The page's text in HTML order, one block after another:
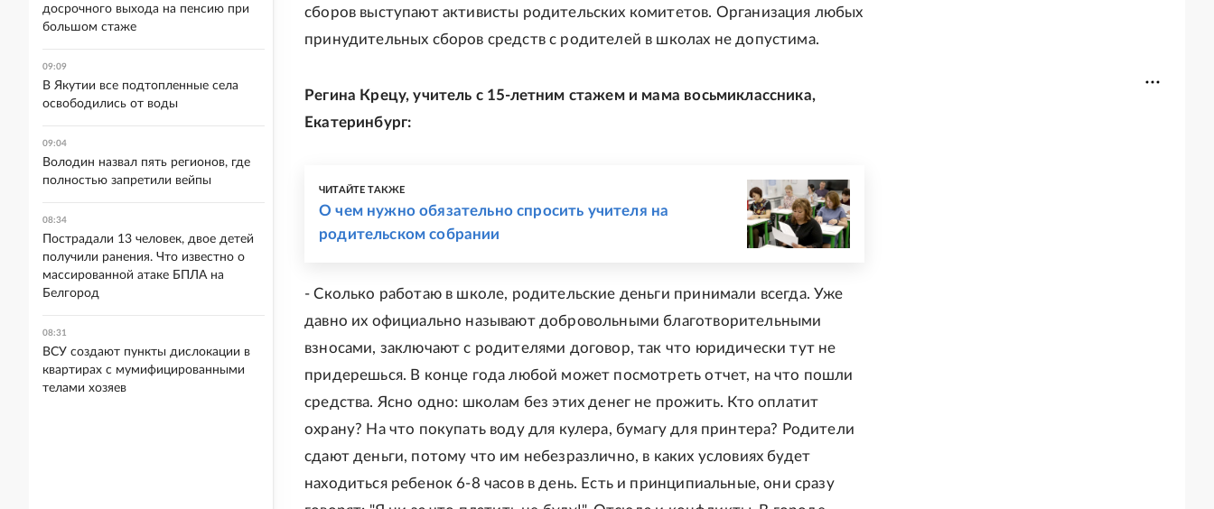
сборов выступают активисты родительских комитетов. Организация любых
принудительных сборов средств с родителей в школах не допустима.
Регина Крецу, учитель с 15-летним стажем и мама восьмиклассника,
Екатеринбург:
ЧИТАЙТЕ ТАКЖЕ
О чем нужно обязательно спросить учителя на
родительском собрании
- Сколько работаю в школе, родительские деньги принимали всегда. Уже
давно их официально называют добровольными благотворительными
взносами, заключают с родителями договор, так что юридически тут не
придерешься. В конце года любой может посмотреть отчет, на что пошли
средства. Ясно одно: школам без этих денег не прожить. Кто оплатит
охрану? На что покупать воду для кулера, бумагу для принтера? Родители
сдают деньги, потому что им небезразлично, в каких условиях будет
находиться ребенок 6-8 часов в день. Есть и принципиальные, они сразу
досрочного выхода на пенсию при
большом стаже
09:09
В Якутии все подтопленные села
освободились от воды
09:04
Володин назвал пять регионов, где
полностью запретили вейпы
08:34
Пострадали 13 человек, двое детей
получили ранения. Что известно о
массированной атаке БПЛА на
Белгород
08:31
ВСУ создают пункты дислокации в
квартирах с мумифицированными
телами хозяев